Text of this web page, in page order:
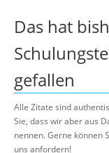
Das hat
gefallen
Alle Zitate sind
Sie, dass wir aber aus
nennen. Gerne können
uns anfordern!